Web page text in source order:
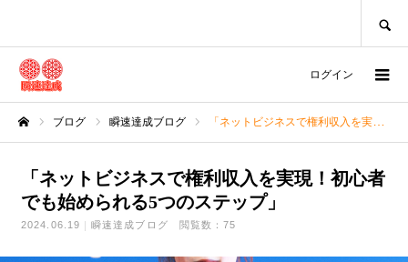
ログイン
ブログ 瞬速達成ブログ 「ネットビジネスで権利収入を実現！初心者でも始められる5つのステップ」
「ネットビジネスで権利収入を実現！初心者
でも始められる5つのステップ」
2024.06.19 瞬速達成ブログ 閲覧数：75